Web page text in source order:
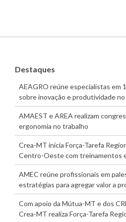
Destaques
AEAGRO reúne especialistas em
sobre inovação e produtividade no
AMAEST e AREA realizam
ergonomia no trabalho
Crea-MT inicia Força-Tarefa
Centro-Oeste com treinamentos
AMEC reúne profissionais em
estratégias para agregar valor a
Com apoio da Mútua-MT e dos
Crea-MT realiza Força-Tarefa